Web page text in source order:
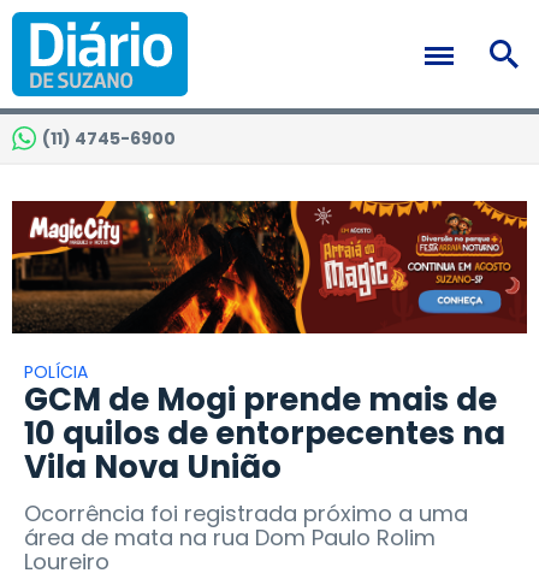
(11) 4745-6900
POLÍCIA
GCM de Mogi prende mais de
10 quilos de entorpecentes na
Vila Nova União
Ocorrência foi registrada próximo a uma
área de mata na rua Dom Paulo Rolim
Loureiro